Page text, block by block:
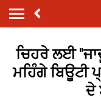
ਚਿਹਰੇ ਲਈ
ਮਹਿੰਗੇ ਬਿਊਟੀ
ਦੇ